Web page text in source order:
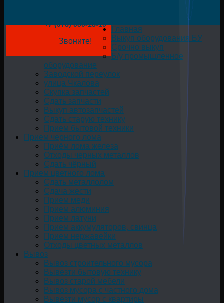
+7 (978) 050-18-19
Звоните!
Главная
Выкуп оборудования БУ
Срочно выкуп
Б/у промышленное
оборудование
Заводской переулок
улица Чкалова
Скупка запчастей
Сдать запчасти
Выкуп автозапчастей
Сдать старую технику
Прием бытовой техники
Прием черного лома
Приём лома железа
Отходы черных металлов
Сдать чёрный
Прием цветного лома
Сдать металлолом
Сдача жести
Прием меди
Прием алюминия
Прием латуни
Прием аккумуляторов, свинца
Прием нержавейки
Отходы цветных металлов
Вывоз
Вывоз строительного мусора
Вывезти бытовую технику
Вывоз старой мебели
Вывоз мусора с частного дома
Вывезти мусор с квартиры